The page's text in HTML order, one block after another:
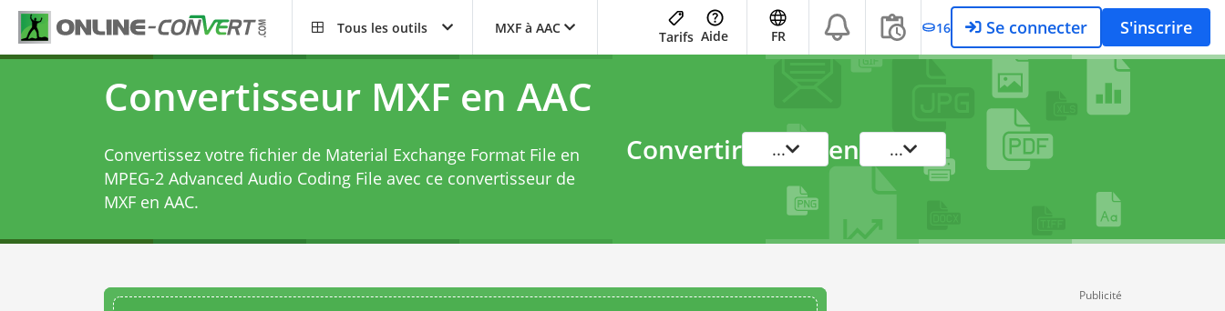
Tous les outils MXF à AAC
Tarifs Aide FR 16 Se connecter S'inscrire
Convertisseur MXF en AAC
Convertissez votre fichier de Material Exchange Format File en
MPEG-2 Advanced Audio Coding File avec ce convertisseur de
MXF en AAC.
Convertir ... en ...
Publicité